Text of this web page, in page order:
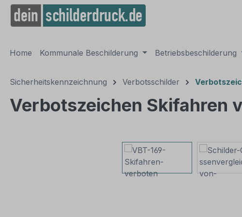
Zur Hauptnavigation springen
Home Kommunale Beschilderung Betriebsbeschilderung
Sicherheitskennzeichnung Verbotsschilder
Verbotszeichen Skifahren